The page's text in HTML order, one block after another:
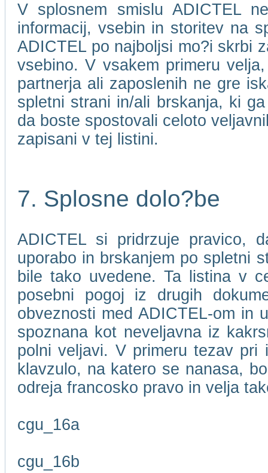
V splosnem smislu ADICTEL
informacij, vsebin in storitev na
ADICTEL po najboljsi mo?i skrbi
vsebino. V vsakem primeru
partnerja ali zaposlenih ne gre
spletni strani in/ali brskanja, ki
da boste spostovali celoto
zapisani v tej listini.
7. Splosne dolo?be
ADICTEL si pridrzuje pravico,
uporabo in brskanjem po spletni
bile tako uvedene. Ta listina v
posebni pogoj iz drugih
obveznosti med ADICTEL-om in
spoznana kot neveljavna iz
polni veljavi. V primeru tezav pri
klavzulo, na katero se nanasa,
odreja francosko pravo in velja
cgu_16a
cgu_16b